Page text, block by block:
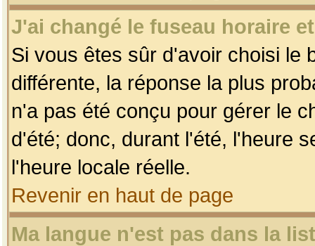
J'ai changé le fuseau horaire
Si vous êtes sûr d'avoir choisi le
différente, la réponse la plus
n'a pas été conçu pour gérer le
d'été; donc, durant l'été, l'heure
l'heure locale réelle.
Revenir en haut de page
Ma langue n'est pas dans la